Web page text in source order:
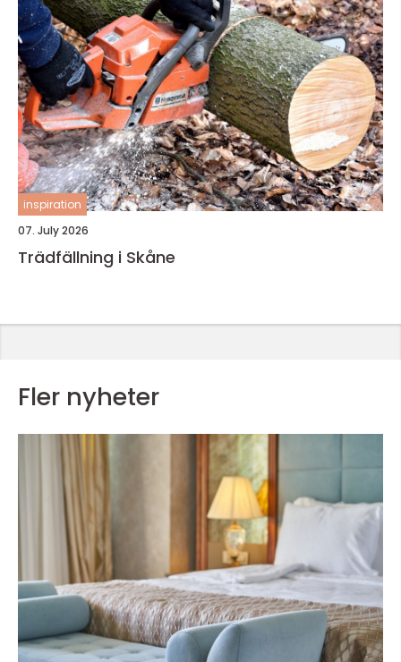
inspiration
07. July 2026
Trädfällning i Skåne
Fler nyheter